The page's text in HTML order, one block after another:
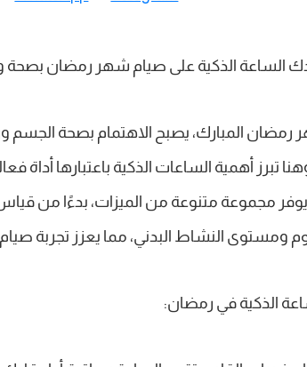
المبارك، يصبح الاهتمام بصحة الجسم
تبرز أهمية الساعات الذكية باعتبارها أداة
مجموعة متنوعة من الميزات، بدءًا من
ومستوى النشاط البدني، مما يعزز تجربة
الذكية في رمضان: